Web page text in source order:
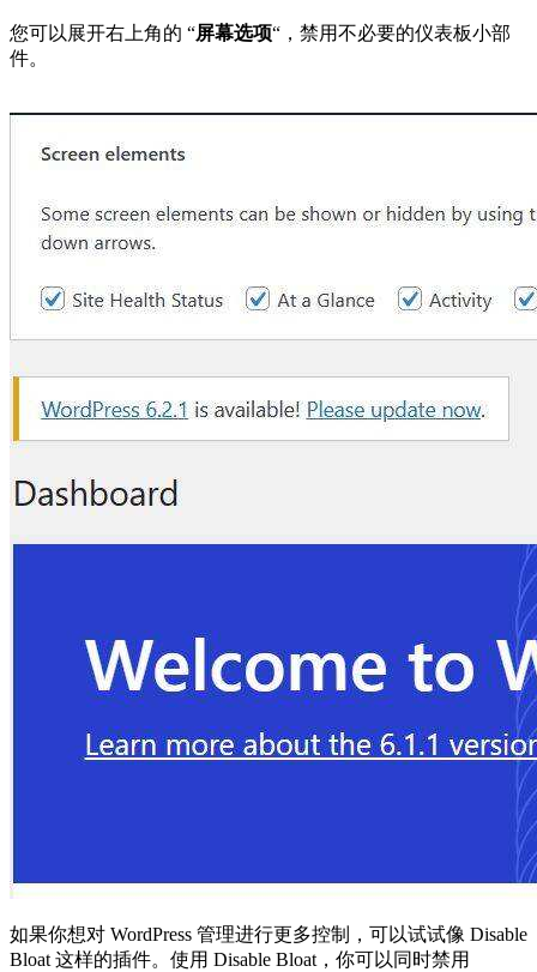
您可以展开右上角的 “屏幕选项“，禁用不必要的仪表板小部
件。
如果你想对 WordPress 管理进行更多控制，可以试试像 Disable
Bloat 这样的插件。使用 Disable Bloat，你可以同时禁用